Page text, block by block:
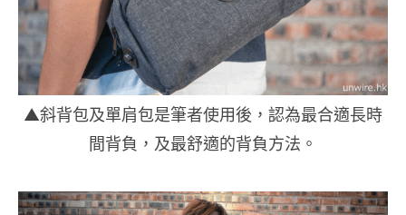
▲斜背包及單肩包是筆者使用後，認為最合適長時
間背負，及最舒適的背負方法。